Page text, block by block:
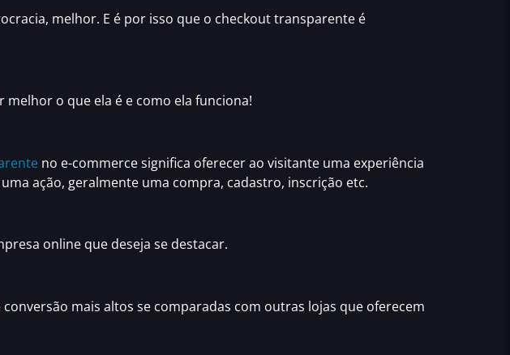
, melhor. E é por isso que o checkout transparente é
o que ela é e como ela funciona!
no e-commerce significa oferecer ao visitante uma experiência
ação, geralmente uma compra, cadastro, inscrição etc.
online que deseja se destacar.
mais altos se comparadas com outras lojas que oferecem